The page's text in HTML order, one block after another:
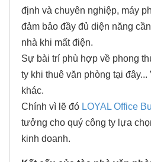
định và chuyên nghiệp, máy
đảm bảo đầy đủ diện năng
nhà khi mất điện.
Sự bài trí phù hợp về phong
ty khi thuê văn phòng tại
khác.
Chính vì lẽ đó LOYAL Office
tưởng cho quý công ty lựa
kinh doanh.